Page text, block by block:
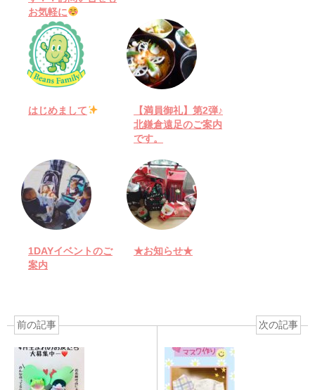
お気軽に
はじめまして
【満員御礼】第2弾♪
北鎌倉遠足のご案内
です。
1DAYイベントのご
案内
★お知らせ★
前の記事 次の記事